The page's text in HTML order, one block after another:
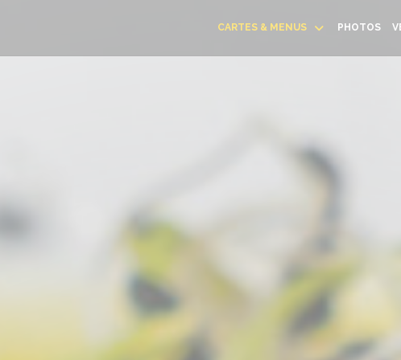
CARTES & MENUS PHOTOS